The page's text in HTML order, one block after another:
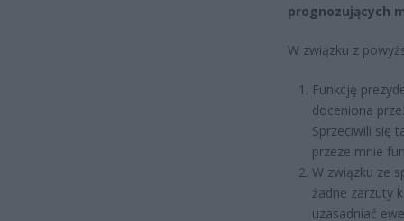
prognozujących
W związku z
Funkcję
doceniona
Sprzeciwili się
przeze mnie
W związku ze
żadne zarzuty
uzasadniać